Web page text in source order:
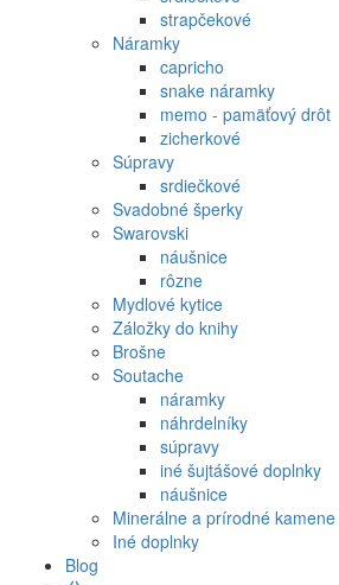
strapčekové
Náramky
capricho
snake náramky
memo - pamäťový drôt
zicherkové
Súpravy
srdiečkové
Svadobné šperky
Swarovski
náušnice
rôzne
Mydlové kytice
Záložky do knihy
Brošne
Soutache
náramky
náhrdelníky
súpravy
iné šujtášové doplnky
náušnice
Minerálne a prírodné kamene
Iné doplnky
Blog